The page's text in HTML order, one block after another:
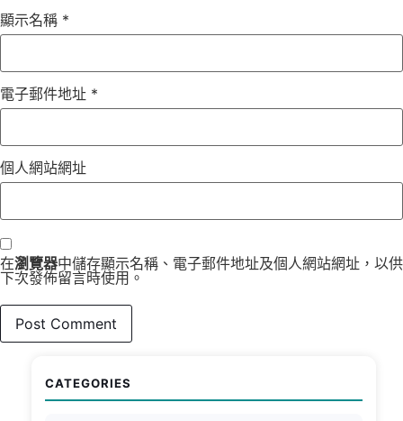
顯示名稱 *
電子郵件地址 *
個人網站網址
在瀏覽器中儲存顯示名稱、電子郵件地址及個人網站網址，以供
下次發佈留言時使用。
CATEGORIES